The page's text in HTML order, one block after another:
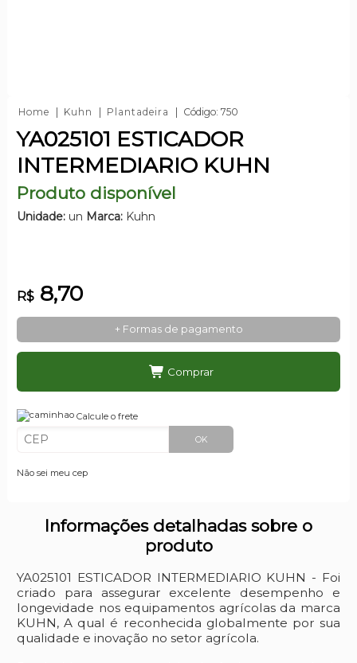
Home Kuhn Plantadeira Código: 750
YA025101 ESTICADOR
INTERMEDIARIO KUHN
Produto disponível
Unidade:un Marca:Kuhn
R$8,70
+ Formas de pagamento
Comprar
Calcule o frete
OK
Não sei meu cep
Informações detalhadas sobre o
produto
YA025101 ESTICADOR INTERMEDIARIO KUHN - Foi
criado para assegurar excelente desempenho e
longevidade nos equipamentos agrícolas da marca
KUHN, A qual é reconhecida globalmente por sua
qualidade e inovação no setor agrícola.